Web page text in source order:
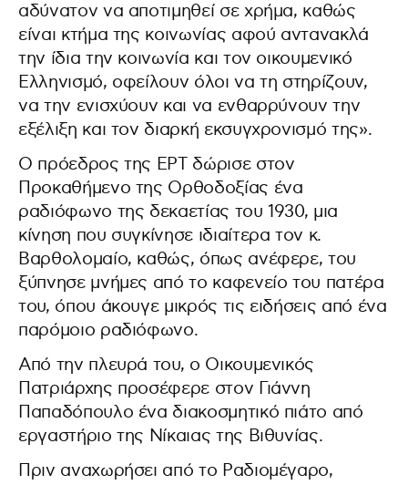
αδύνατον να αποτιμηθεί σε χρήμα, καθώς
είναι κτήμα της κοινωνίας αφού αντανακλά
την ίδια την κοινωνία και τον οικουμενικό
Ελληνισμό, οφείλουν όλοι να τη στηρίζουν,
να την ενισχύουν και να ενθαρρύνουν την
εξέλιξη και τον διαρκή εκσυγχρονισμό της».
Ο πρόεδρος της ΕΡΤ δώρισε στον
Προκαθήμενο της Ορθοδοξίας ένα
ραδιόφωνο της δεκαετίας του 1930, μια
κίνηση που συγκίνησε ιδιαίτερα τον κ.
Βαρθολομαίο, καθώς, όπως ανέφερε, του
ξύπνησε μνήμες από το καφενείο του πατέρα
του, όπου άκουγε μικρός τις ειδήσεις από ένα
παρόμοιο ραδιόφωνο.
Από την πλευρά του, ο Οικουμενικός
Πατριάρχης προσέφερε στον Γιάννη
Παπαδόπουλο ένα διακοσμητικό πιάτο από
εργαστήριο της Νίκαιας της Βιθυνίας.
Πριν αναχωρήσει από το Ραδιομέγαρο,